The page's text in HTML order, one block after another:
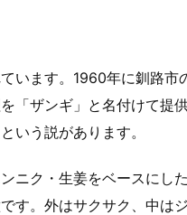
います。1960年に釧路市
ザンギ」と名付けて提
いう説があります。
ニク・生姜をベースにし
す。外はサクサク、中は